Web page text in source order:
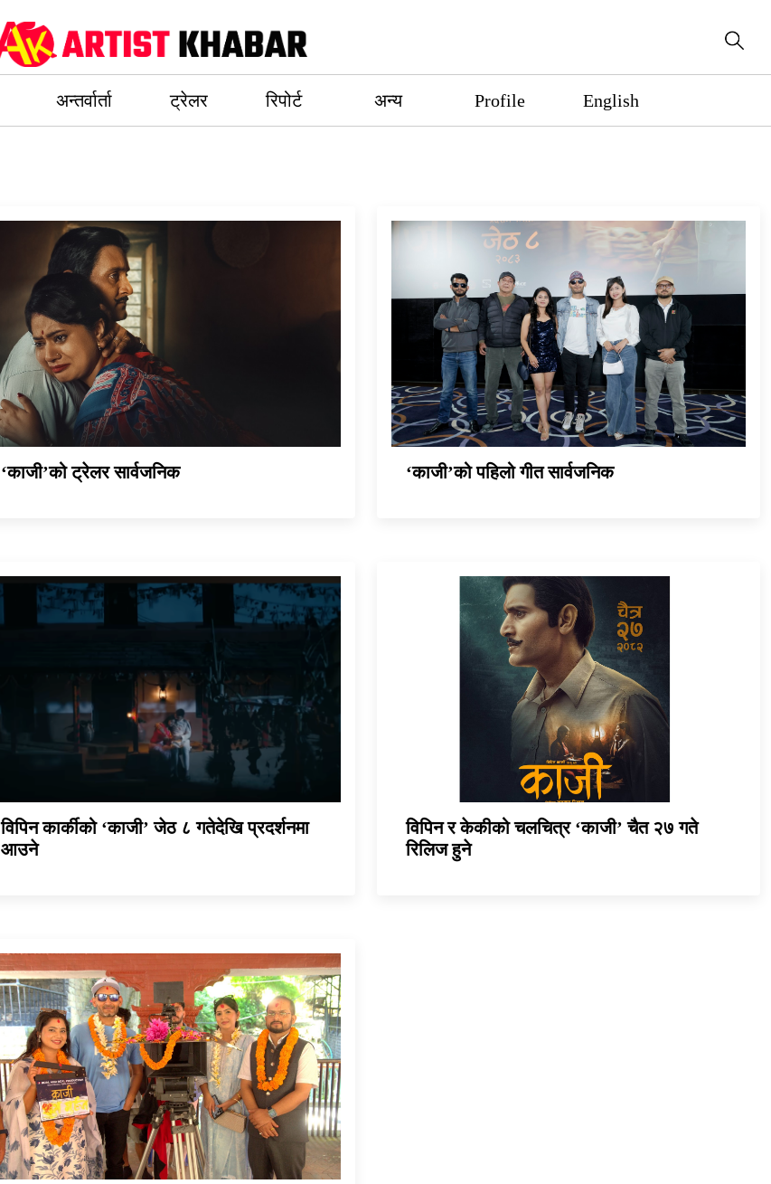
अन्तर्वार्ता ट्रेलर रिपोर्ट अन्य Profile English
‘काजी’को ट्रेलर सार्वजनिक ‘काजी’को पहिलो गीत सार्वजनिक
विपिन कार्कीको ‘काजी’ जेठ ८ गतेदेखि प्रदर्शनमा
आउने
विपिन र केकीको चलचित्र ‘काजी’ चैत २७ गते
रिलिज हुने